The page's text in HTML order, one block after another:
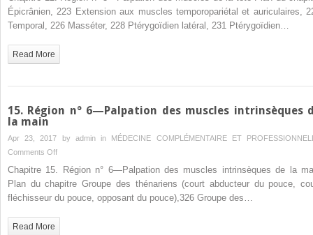
Région
n°
Palpation
Épicrânien, 223 Extension aux muscles temporopariétal et auriculaires,
Temporal, 226 Masséter, 228 Ptérygoïdien latéral, 231 Ptérygoïdien…
Read More
15. Région n° 6—Palpation des muscles intrinsèques
la main
Apr 23, 2017 by adminin MÉDECINE COMPLÉMENTAIRE ET
Comments Offon
15.
Région
n°
Chapitre 15. Région n° 6—Palpation des muscles intrinsèques de la
Plan du chapitre Groupe des thénariens (court abducteur du pouce,
fléchisseur du pouce, opposant du pouce),326 Groupe des…
Read More